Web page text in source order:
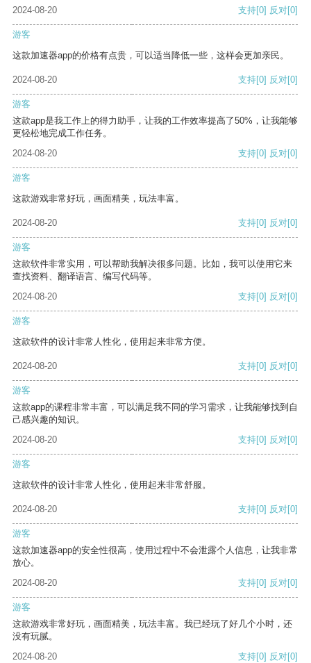
2024-08-20
支持[0] 反对[0]
游客
这款加速器app的价格有点贵，可以适当降低一些，这样会更加亲民。
2024-08-20 支持[0] 反对[0]
游客
这款app是我工作上的得力助手，让我的工作效率提高了50%，让我能够
更轻松地完成工作任务。
2024-08-20
支持[0] 反对[0]
游客
这款游戏非常好玩，画面精美，玩法丰富。
2024-08-20 支持[0] 反对[0]
游客
这款软件非常实用，可以帮助我解决很多问题。比如，我可以使用它来
查找资料、翻译语言、编写代码等。
2024-08-20
支持[0] 反对[0]
游客
这款软件的设计非常人性化，使用起来非常方便。
2024-08-20 支持[0] 反对[0]
游客
这款app的课程非常丰富，可以满足我不同的学习需求，让我能够找到自
己感兴趣的知识。
2024-08-20
支持[0] 反对[0]
游客
这款软件的设计非常人性化，使用起来非常舒服。
2024-08-20 支持[0] 反对[0]
游客
这款加速器app的安全性很高，使用过程中不会泄露个人信息，让我非常
放心。
2024-08-20
支持[0] 反对[0]
游客
这款游戏非常好玩，画面精美，玩法丰富。我已经玩了好几个小时，还
没有玩腻。
2024-08-20
支持[0] 反对[0]